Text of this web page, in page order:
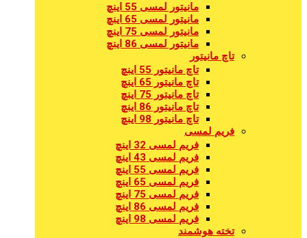
مانیتور لمسی 55 اینچ
مانیتور لمسی 65 اینچ
مانیتور لمسی 75 اینچ
مانیتور لمسی 86 اینچ
تاچ مانیتور
تاچ مانیتور 55 اینچ
تاچ مانیتور 65 اینچ
تاچ مانیتور 75 اینچ
تاچ مانیتور 86 اینچ
تاچ مانیتور 98 اینچ
فریم لمسی
فریم لمسی 32 اینچ
فریم لمسی 43 اینچ
فریم لمسی 55 اینچ
فریم لمسی 65 اینچ
فریم لمسی 75 اینچ
فریم لمسی 86 اینچ
فریم لمسی 98 اینچ
تخته هوشمند